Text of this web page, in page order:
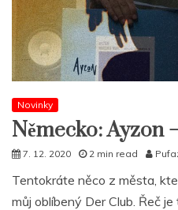
Novinky
Německo: Ayzon
7. 12. 2020 2 min read
Tentokráte něco z města,
můj oblíbený Der Club. Řeč